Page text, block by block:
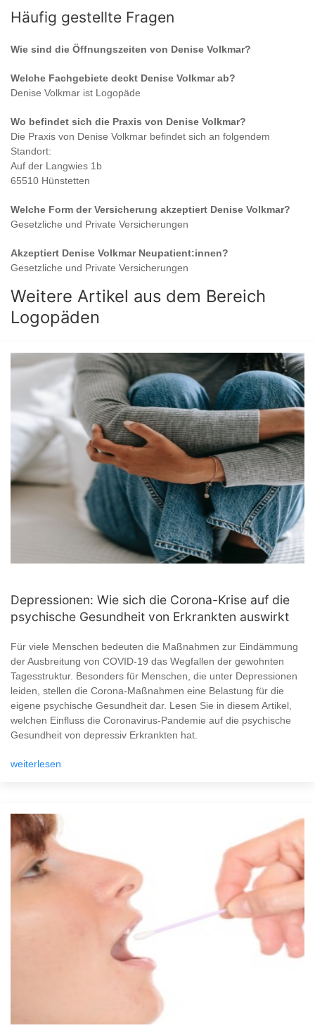
Häufig gestellte Fragen
Wie sind die Öffnungszeiten von Denise Volkmar?
Welche Fachgebiete deckt Denise Volkmarab?
Denise Volkmar ist Logopäde
Wo befindet sich die Praxis von Denise Volkmar?
Die Praxis von Denise Volkmar befindet sich an folgendem
Standort:
Auf der Langwies 1b
65510 Hünstetten
Welche Form der Versicherung akzeptiert Denise Volkmar?
Gesetzliche und Private Versicherungen
Akzeptiert Denise VolkmarNeupatient:innen?
Gesetzliche und Private Versicherungen
Weitere Artikel aus dem Bereich
Logopäden
Depressionen: Wie sich die Corona-Krise auf die
psychische Gesundheit von Erkrankten auswirkt
Für viele Menschen bedeuten die Maßnahmen zur Eindämmung
der Ausbreitung von COVID-19 das Wegfallen der gewohnten
Tagesstruktur. Besonders für Menschen, die unter Depressionen
leiden, stellen die Corona-Maßnahmen eine Belastung für die
eigene psychische Gesundheit dar. Lesen Sie in diesem Artikel,
welchen Einfluss die Coronavirus-Pandemie auf die psychische
Gesundheit von depressiv Erkrankten hat.
weiterlesen